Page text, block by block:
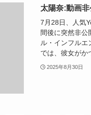
太陽奈:動画
7月28日、人気
間後に突然非
ル・インフルエ
では、彼女がか
2025年8月30日